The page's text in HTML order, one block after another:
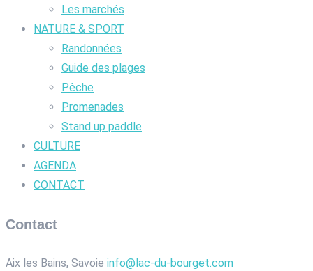
Les marchés
NATURE & SPORT
Randonnées
Guide des plages
Pêche
Promenades
Stand up paddle
CULTURE
AGENDA
CONTACT
Contact
Aix les Bains, Savoie info@lac-du-bourget.com